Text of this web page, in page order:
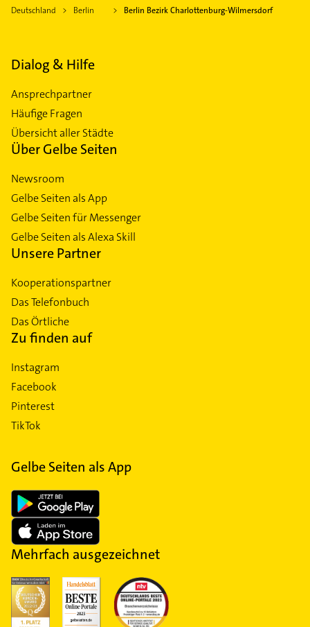
Deutschland Berlin Berlin Bezirk Charlottenburg-Wilmersdorf
Dialog & Hilfe
Ansprechpartner
Häufige Fragen
Übersicht aller Städte
Über Gelbe Seiten
Newsroom
Gelbe Seiten als App
Gelbe Seiten für Messenger
Gelbe Seiten als Alexa Skill
Unsere Partner
Kooperationspartner
Das Telefonbuch
Das Örtliche
Zu finden auf
Instagram
Facebook
Pinterest
TikTok
Gelbe Seiten als App
Mehrfach ausgezeichnet